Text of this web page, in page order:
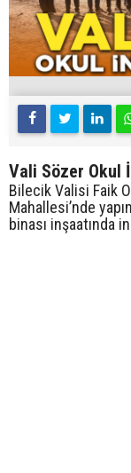
Vali Sözer Okul
Bilecik Valisi Faik
Mahallesi’nde
binası inşaatında